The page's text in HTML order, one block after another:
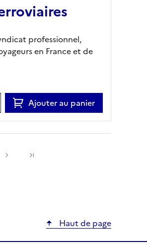
professionnel,
en France et de
Ajouter au panier
Haut de page